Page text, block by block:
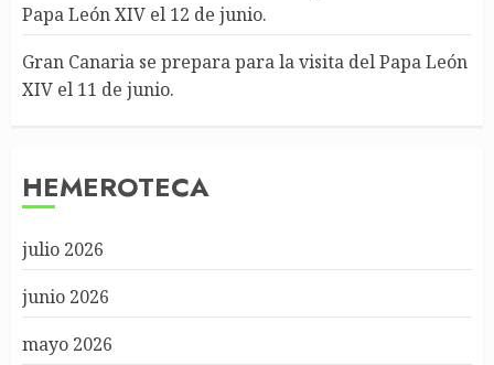
Papa León XIV el 12 de junio.
Gran Canaria se prepara para la visita del Papa León
XIV el 11 de junio.
HEMEROTECA
julio 2026
junio 2026
mayo 2026